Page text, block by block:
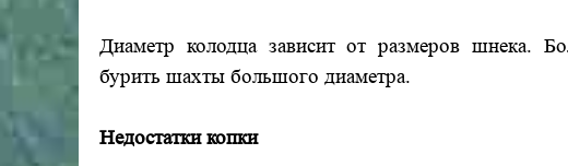
Диаметр колодца зависит от размеров шнека.
бурить шахты большого диаметра.
Недостатки копки